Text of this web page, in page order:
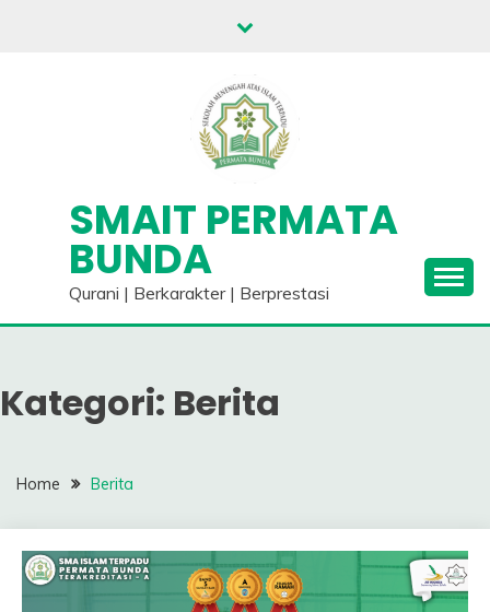
SMAIT PERMATA
BUNDA
Qurani | Berkarakter | Berprestasi
Kategori: Berita
Home Berita